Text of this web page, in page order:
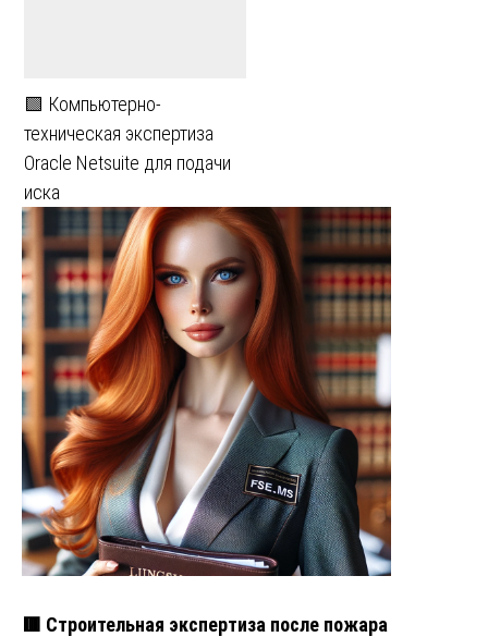
🟩 Компьютерно-
техническая экспертиза
Oracle Netsuite для подачи
иска
🟥 Строительная экспертиза после пожара